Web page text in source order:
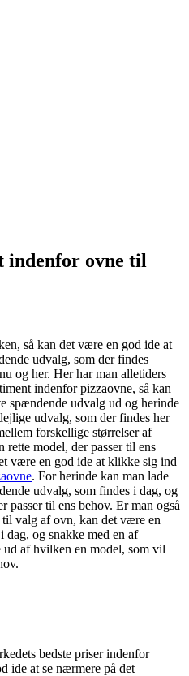
ovne til
så kan det være en god ide at
udvalg, som der findes
og her. Her har man alletiders
indenfor pizzaovne, så kan
spændende udvalg ud og herinde
udvalg, som der findes her
forskellige størrelser af
rette model, der passer til ens
være en god ide at klikke sig ind
. For herinde kan man lade
udvalg, som findes i dag, og
passer til ens behov. Er man også
valg af ovn, kan det være en
dag, og snakke med en af
af hvilken en model, som vil
bedste priser indenfor
ide at se nærmere på det